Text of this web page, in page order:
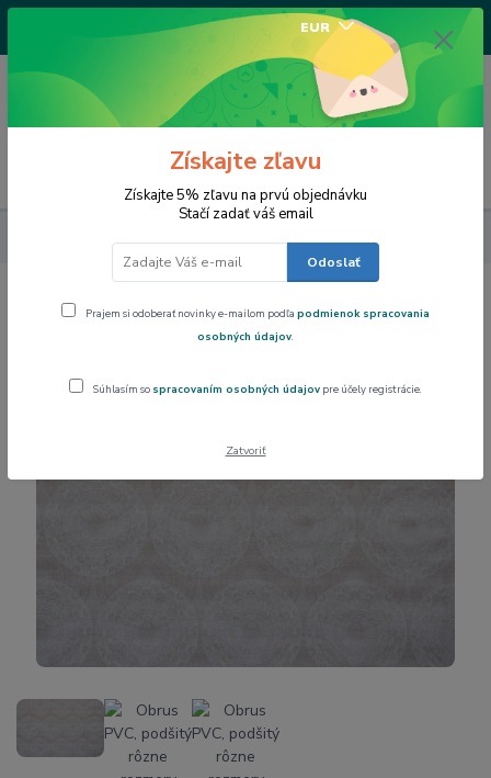
EUR
/Po-Pi 9-17 hod/
0,00 EUR
Dom a byt Obrus PVC, podšitý rôzne rozmery
Obrus PVC, podšitý rôzne rozmery
Získajte zľavu
Získajte 5% zľavu na prvú objednávku
Stačí zadať váš email
Odoslať
Prajem si odoberať novinky e-mailom podľa podmienok spracovania
osobných údajov.
Súhlasím so spracovaním osobných údajov pre účely registrácie.
Zatvoriť